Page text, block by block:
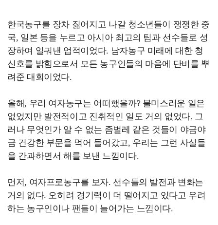
한국농구를 장차 짊어지고 나갈 청소년들이 쟁쟁한 중
국, 일본 등을 누르고 아시아 최고의 팀과 선수들로 성
장하여 일궈낸 업적이었다. 남자농구 미래에 대한 청
신호를 밝힘으로서 모든 농구인들의 마음에 단비를 뿌
려준 대회이었다.
올해, 우리 여자농구는 어떠했을까? 불미스러운 일은
없었지만 발전적이고 진취적인 일도 거의 없었다. 그
러나 무엇인가 알 수 없는 좀벌레 같은 것들이 야금야
금 건강한 부문을 먹어 들어갔고, 우리는 그런 사실들
을 간과하면서 해를 보낸 느낌이다.
먼저, 여자프로농구를 보자. 선수들의 발전과 변화는
거의 없다. 오히려 경기력이 더 떨어지고 있다고 우려
하는 농구인이나 팬들이 늘어가는 느낌이다.